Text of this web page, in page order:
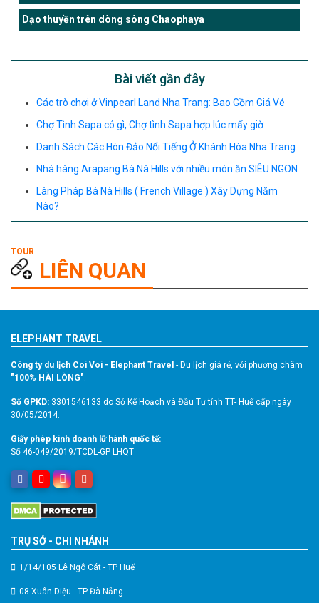
Dạo thuyền trên dòng sông Chaophaya
Bài viết gần đây
Các trò chơi ở Vinpearl Land Nha Trang: Bao Gồm Giá Vé
Chợ Tình Sapa có gì, Chợ tình Sapa hợp lúc mấy giờ
Danh Sách Các Hòn Đảo Nổi Tiếng Ở Khánh Hòa Nha Trang
Nhà hàng Arapang Bà Nà Hills với nhiều món ăn SIÊU NGON
Làng Pháp Bà Nà Hills ( French Village ) Xây Dựng Năm
Nào?
LIÊN QUAN
ELEPHANT TRAVEL
Công ty du lịch Coi Voi - Elephant Travel - Du lịch giá rẻ, với phương châm
"100% HÀI LÒNG".
Số GPKD: 3301546133 do Sở Kế Hoạch và Đầu Tư tỉnh TT- Huế cấp ngày
30/05/2014.
Giấy phép kinh doanh lữ hành quốc tế:
Số 46-049/2019/TCDL-GP LHQT
TRỤ SỞ - CHI NHÁNH
1/14/105 Lê Ngô Cát - TP Huế
08 Xuân Diệu - TP Đà Nẵng